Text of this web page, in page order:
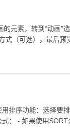
元素，转到“动画”
（可选），最后预
排序功能：选择要排
： - 如果使用SORT